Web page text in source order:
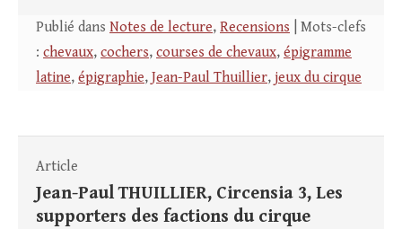
Publié dans Notes de lecture, Recensions | Mots-clefs
: chevaux, cochers, courses de chevaux, épigramme
latine, épigraphie, Jean-Paul Thuillier, jeux du cirque
Article
Jean-Paul THUILLIER, Circensia 3, Les
supporters des factions du cirque